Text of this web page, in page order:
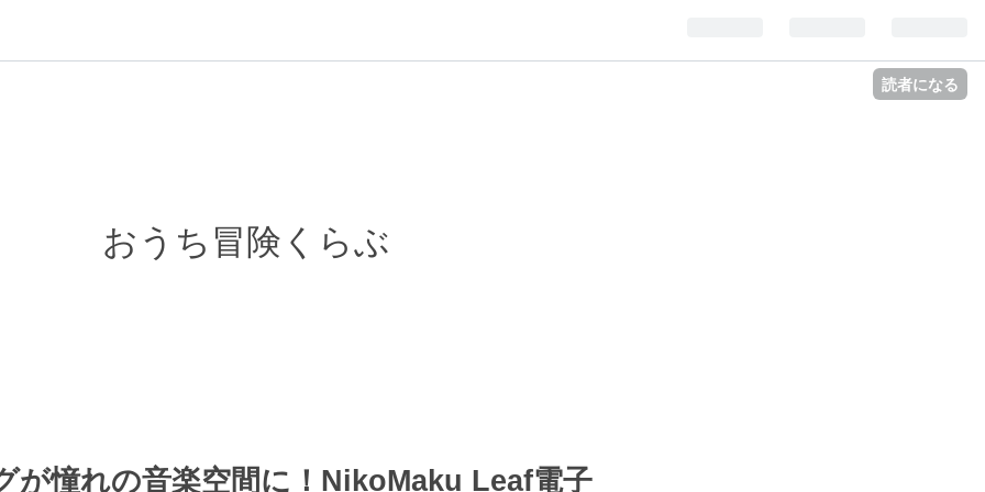
読者になる
おうち冒険くらぶ
が憧れの音楽空間に！NikoMaku Leaf電子